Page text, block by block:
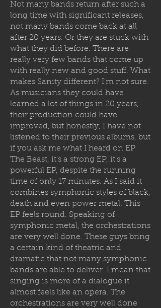
Not many bands return after such a
long time with significant releases,
not many bands come back at all
after 20 years. Or they are stuck with
what they did before. There are
really very few bands that come up
with really new and good stuff. What
makes Sanity different? I'm not sure.
As musicians they could have
learned a lot of things in 20 years,
their production could have
improved, but honestly, I have not
listened to their previous albums, but
if you ask me what I heard on EP
The Beast, it's a strong EP, it's a
powerful EP, despite the running
time of only 17 minutes. As I said it
combines symphonic styles of black,
death and even power metal. This
EP feels round. Speaking of
symphonic metal, the orchestrations
are very well done. These guys bring
a certain kind of theatric and
dramatic that not many symphonic
bands are able to deliver. I mean that
singing is more of a dialogue it
almost feels like an opera. The
orchestrations are very well done